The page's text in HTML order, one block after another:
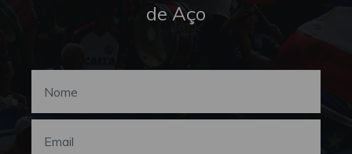
de Aço